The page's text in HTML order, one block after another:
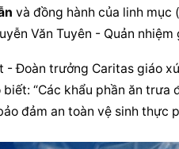
và đồng hành của linh
Văn Tuyên - Quản nhiệm
- Đoàn trưởng Caritas giáo
“Các khẩu phần ăn
đảm an toàn vệ sinh thực